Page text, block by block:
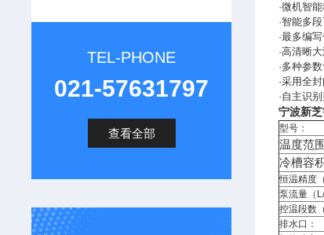
TEL-PHONE
021-57631797
查看全部
·微机智
·智能多
·最多编
·高清晰
·多种参
·采用全
·自主识
宁波新芝
型号：
温度范
冷槽容
恒温精度
泵流量（
控温段数
排水口：